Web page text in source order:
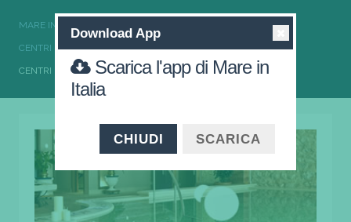
MARE IN ITALIA
CENTRI BENESSERE PUGLIA
CENTRI BENESSERE BARLETTA-ANDRIA-TRANI
Download App
Scarica l'app di Mare in
Italia
CHIUDI SCARICA